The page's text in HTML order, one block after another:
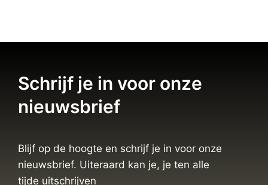
Schrijf je in voor onze
nieuwsbrief
Blijf op de hoogte en schrijf je in voor onze
nieuwsbrief. Uiteraard kan je, je ten alle
tijde uitschrijven